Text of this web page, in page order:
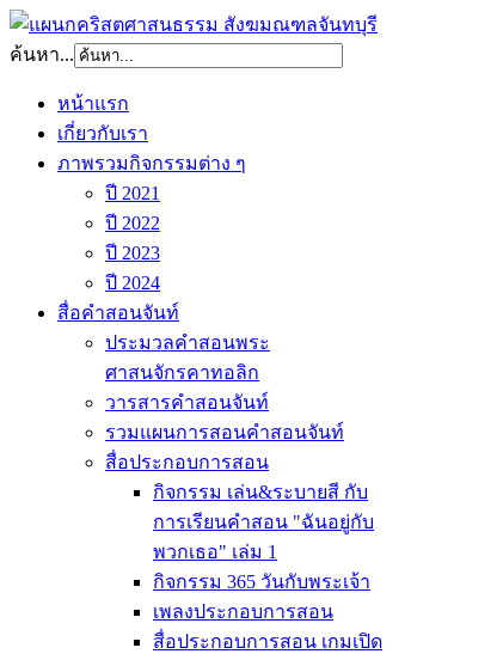
ค้นหา...
หน้าแรก
เกี่ยวกับเรา
ภาพรวมกิจกรรมต่าง ๆ
ปี 2021
ปี 2022
ปี 2023
ปี 2024
สื่อคำสอนจันท์
ประมวลคำสอนพระ
ศาสนจักรคาทอลิก
วารสารคำสอนจันท์
รวมแผนการสอนคำสอนจันท์
สื่อประกอบการสอน
กิจกรรม เล่น&ระบายสี กับ
การเรียนคำสอน "ฉันอยู่กับ
พวกเธอ" เล่ม 1
กิจกรรม 365 วันกับพระเจ้า
เพลงประกอบการสอน
สื่อประกอบการสอน เกมเปิด